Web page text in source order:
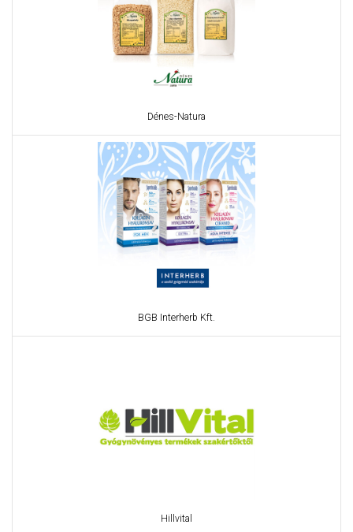
Dénes-Natura
BGB Interherb Kft.
Hillvital